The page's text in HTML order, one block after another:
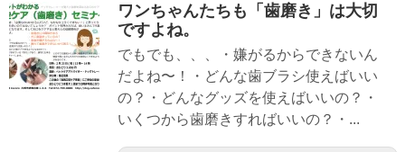
ワンちゃんたちも「歯磨き」は大切
ですよね。
でもでも、、、・嫌がるからできないん
だよね〜！・どんな歯ブラシ使えばいい
の？・どんなグッズを使えばいいの？・
いくつから歯磨きすればいいの？・...